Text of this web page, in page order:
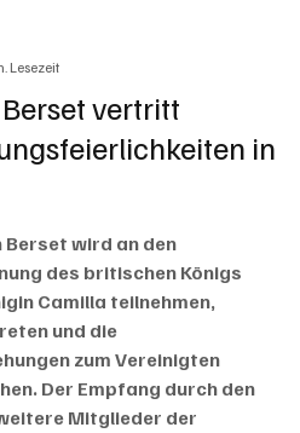
vertritt
in
Lesezeit
wird an den
des britischen Königs
Camilla teilnehmen,
und die
zum Vereinigten
Der Empfang durch den
Mitglieder der